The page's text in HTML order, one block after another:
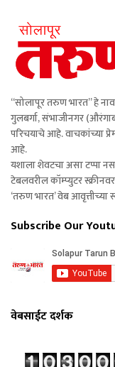
“सोलापूर तरुण भारत” हे
गुलबर्गा, संभाजीनगर
परिचयाचे आहे. वाचकांच्या
आहे.
यशाला शेवटचा असा टप्पा
टेबलवरील कॉम्प्युटर
‘तरुण भारत’ वेब आवृत्तीच्या
Subscribe Our
वेबसाईट दर्शक